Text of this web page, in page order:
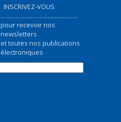
INSCRIVEZ-VOUS
...................................................
pour recevoir nos
newsletters
et toutes nos publications
électroniques